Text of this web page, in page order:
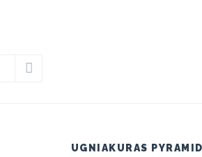
UGNIAKURAS PYRAMID